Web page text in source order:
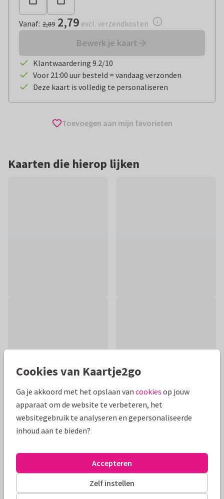
Vanaf: 2,89 2,79 excl. verzendkosten
Bewerk je kaart
Klantwaardering 9.2/10
Voor 21:00 uur besteld = vandaag verzonden
Deze kaart is volledig te personaliseren
Toevoegen aan mijn favorieten
Kaarten die hierop lijken
Productinformatie
Een liefdevolle kaart om iemand heel veel lichtpuntjes en
sterkte te wensen met een waterverf achtergrond en
Cookies van Kaartje2go
Ga je akkoord met het opslaan van cookies op jouw
apparaat om de website te verbeteren, het
websitegebruik te analyseren en gepersonaliseerde
inhoud aan te bieden?
Zelf instellen
Accepteren